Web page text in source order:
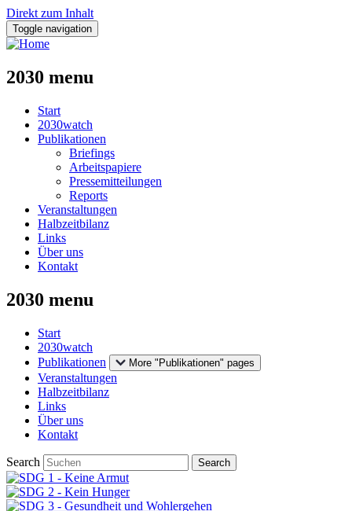
Direkt zum Inhalt
Toggle navigation
2030 menu
Start
2030watch
Publikationen
Briefings
Arbeitspapiere
Pressemitteilungen
Reports
Veranstaltungen
Halbzeitbilanz
Links
Über uns
Kontakt
2030 menu
Start
2030watch
Publikationen
More "Publikationen" pages
Veranstaltungen
Halbzeitbilanz
Links
Über uns
Kontakt
Search